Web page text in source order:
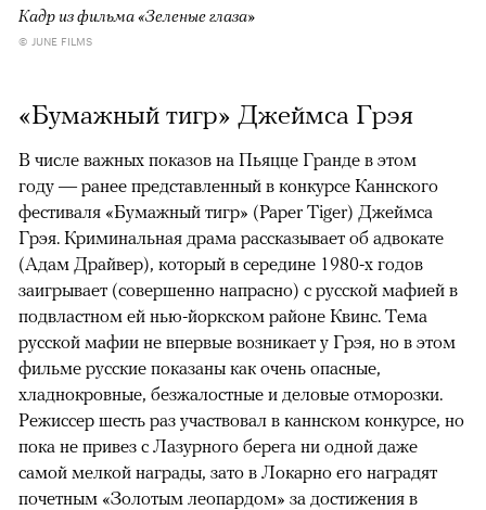
Кадр из фильма «Зеленые глаза»
© JUNE FILMS
«Бумажный тигр» Джеймса Грэя
В числе важных показов на Пьяцце Гранде в этом
году — ранее представленный в конкурсе Каннского
фестиваля «Бумажный тигр» (Paper Tiger) Джеймса
Грэя. Криминальная драма рассказывает об адвокате
(Адам Драйвер), который в середине 1980-х годов
заигрывает (совершенно напрасно) с русской мафией в
подвластном ей нью-йоркском районе Квинс. Тема
русской мафии не впервые возникает у Грэя, но в этом
фильме русские показаны как очень опасные,
хладнокровные, безжалостные и деловые отморозки.
Режиссер шесть раз участвовал в каннском конкурсе, но
пока не привез с Лазурного берега ни одной даже
самой мелкой награды, зато в Локарно его наградят
почетным «Золотым леопардом» за достижения в